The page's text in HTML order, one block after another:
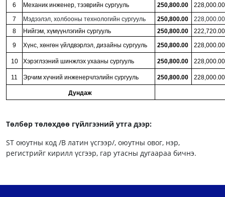
6
Механик инженер, тээврийн сургууль 250,800.00
228,000.00
7
Мэдээлэл, холбооны технологийн сургууль 250,800.00
228,000.00
8
Нийгэм, хүмүүнлэгийн сургууль 250,800.00
222,720.00
9
Хүнс, хөнгөн үйлдвэрлэл, дизайны сургууль 250,800.00 228,000.00
10 Хэрэглээний шинжлэх ухааны сургууль 250,800.00 228,000.00
11 Эрчим хүчний инженерчлэлийн сургууль 250,800.00 228,000.00
Дундаж
Төлбөр төлөхдөө гүйлгээний утга дээр:
ST оюутны код /B латин үсгээр/, оюутны овог, нэр,
регистрийг кирилл үсгээр, гар утасны дугаараа бичнэ.